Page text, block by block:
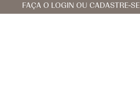
FAÇA O LOGIN OU CADASTRE-SE